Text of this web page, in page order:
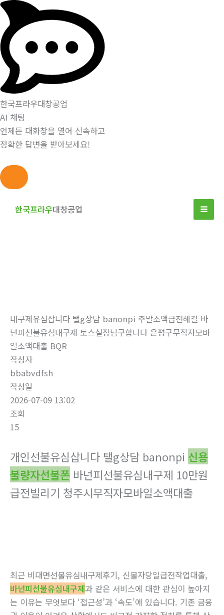
한국프라우대창공업
AI 채팅
언제든 대화창을 열어 신속하고
정확한 답변을 받아보세요!
한국프라우대창공업
내구제유심삽니다 탤g상담 banonpi 주말소액급전해결 바
넌피선불유심내구제 토스실장님구합니다 은평구무직자모바
일소액대출 BQR
작성자
bbabvdfsh
작성일
2026-07-09 13:02
조회
15
개인선불유심삽니다 탤g상담 banonpi 신용
불량자선불폰 바넌피선불유심내구제 10만원
급전빌리기 청주시무직자모바일소액대출
최근 비대면선불유심내구제후기, 신불자당일급전작업대출,
바넌피선불유심내구제과 같은 서비스에 대한 관심이 높아지
는 이유는 무엇보다 ‘접근성’과 ‘속도’에 있습니다. 기존 금융